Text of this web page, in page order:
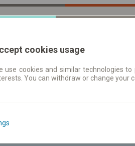
Расписания
cookies usage
use cookies and similar technologies
You can withdraw or change